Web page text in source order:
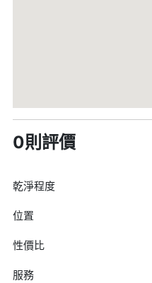
0則評價
乾淨程度
位置
性價比
服務